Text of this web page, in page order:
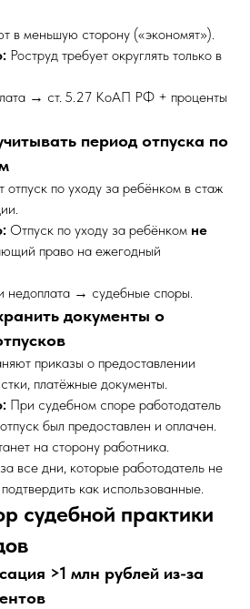
в меньшую сторону («экономят»).
Роструд требует округлять только в
→ ст. 5.27 КоАП РФ + проценты
период отпуска по
отпуск по уходу за ребёнком в стаж
Отпуск по уходу за ребёнком не
право на ежегодный
недоплата → судебные споры.
документы о
приказы о предоставлении
платёжные документы.
При судебном споре работодатель
был предоставлен и оплачен.
на сторону работника.
все дни, которые работодатель не
как использованные.
судебной практики
>1 млн рублей из-за